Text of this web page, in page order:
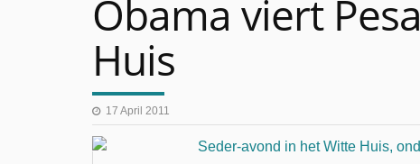
Obama viert
Huis
17 April 2011